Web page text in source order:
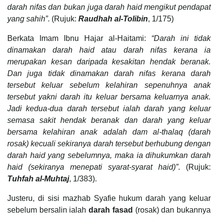
darah nifas dan bukan juga darah haid mengikut pendapat
yang sahih”. (Rujuk: Raudhah al-Tolibin, 1/175)
Berkata Imam Ibnu Hajar al-Haitami: “Darah ini tidak
dinamakan darah haid atau darah nifas kerana ia
merupakan kesan daripada kesakitan hendak beranak.
Dan juga tidak dinamakan darah nifas kerana darah
tersebut keluar sebelum kelahiran sepenuhnya anak
tersebut yakni darah itu keluar bersama keluarnya anak.
Jadi kedua-dua darah tersebut ialah darah yang keluar
semasa sakit hendak beranak dan darah yang keluar
bersama kelahiran anak adalah dam al-thalaq (darah
rosak) kecuali sekiranya darah tersebut berhubung dengan
darah haid yang sebelumnya, maka ia dihukumkan darah
haid (sekiranya menepati syarat-syarat haid)”. (Rujuk:
Tuhfah al-Muhtaj, 1/383).
Justeru, di sisi mazhab Syafie hukum darah yang keluar
sebelum bersalin ialahdarah fasad (rosak) dan bukannya